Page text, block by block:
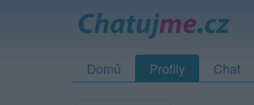
Domů Profily Chat